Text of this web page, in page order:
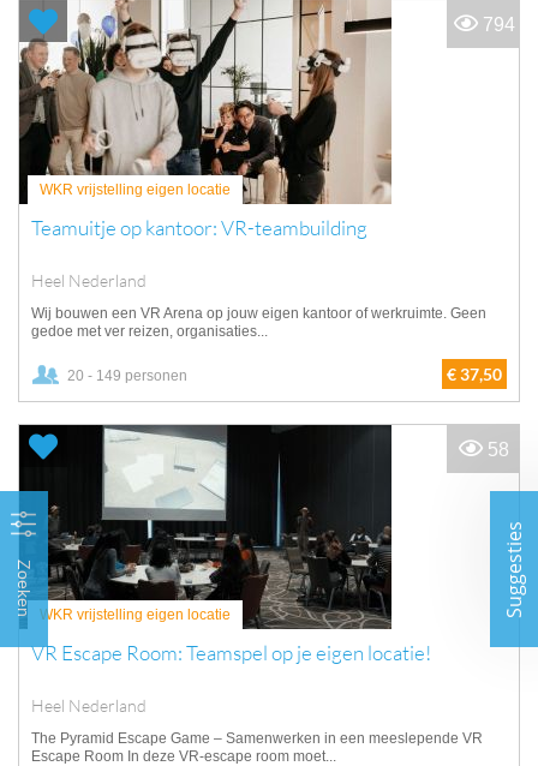
Zoeken
WKR vrijstelling eigen locatie
Teamuitje op kantoor: VR-teambuilding
Heel Nederland
Wij bouwen een VR Arena op jouw eigen kantoor of werkruimte. Geen
gedoe met ver reizen, organisaties...
20 - 149 personen € 37,50
794
WKR vrijstelling eigen locatie
VR Escape Room: Teamspel op je eigen locatie!
Heel Nederland
The Pyramid Escape Game – Samenwerken in een meeslepende VR
Escape Room In deze VR-escape room moet...
58
Suggesties